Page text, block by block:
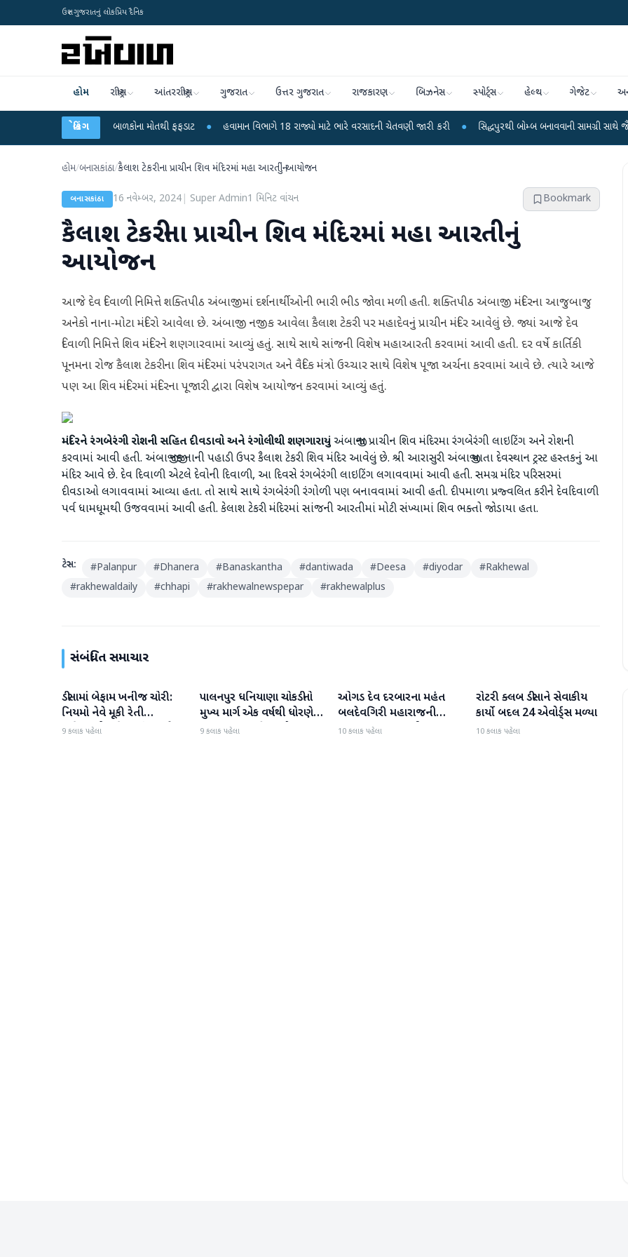
ઉત્તર ગુજરાતનું લોકપ્રિય દૈનિક
હોમ રાષ્ટ્રીય આંતરરાષ્ટ્રીય ગુજરાત ઉત્તર ગુજરાત રાજકારણ બિઝનેસ સ્પોર્ટ્સ હેલ્થ ગેજેટ
બ્રેકિંગ
6 બાળકોના મોતથી ફફડાટ ● હવામાન વિભાગે 18 રાજ્યો માટે ભારે વરસાદની ચેતવણી જારી કરી ● સિદ્ધપુરથી બોમ્બ બનાવવાની સામગ્રી સાથે જૈશના 5
હોમ/બનાસકાંઠા/કૈલાશ ટેકરીના પ્રાચીન શિવ મંદિરમાં મહા આરતીનું આયોજન
બનાસકાંઠા 16 નવેમ્બર, 2024| Super Admin1 મિનિટ વાંચન Bookmark
કૈલાશ ટેકરીના પ્રાચીન શિવ મંદિરમાં મહા આરતીનું
આયોજન
આજે દેવ દિવાળી નિમિત્તે શક્તિપીઠ અંબાજીમાં દર્શનાર્થીઓની ભારી ભીડ જોવા મળી હતી. શક્તિપીઠ અંબાજી મંદિરના આજુબાજુ
અનેકો નાના-મોટા મંદિરો આવેલા છે. અંબાજી નજીક આવેલા કૈલાશ ટેકરી પર મહાદેવનું પ્રાચીન મંદિર આવેલું છે. જ્યાં આજે દેવ
દિવાળી નિમિત્તે શિવ મંદિરને શણગારવામાં આવ્યું હતું. સાથે સાથે સાંજની વિશેષ મહાઆરતી કરવામાં આવી હતી. દર વર્ષે કાર્તિકી
પૂનમના રોજ કૈલાશ ટેકરીના શિવ મંદિરમાં પરંપરાગત અને વૈદિક મંત્રો ઉચ્ચાર સાથે વિશેષ પૂજા અર્ચના કરવામાં આવે છે. ત્યારે આજે
પણ આ શિવ મંદિરમાં મંદિરના પૂજારી દ્વારા વિશેષ આયોજન કરવામાં આવ્યું હતું.
મંદિરને રંગબેરંગી રોશની સહિત દીવડાવો અને રંગોલીથી શણગારાયુંઅંબાજીના પ્રાચીન શિવ મંદિરમા રંગબેરંગી લાઇટિંગ અને રોશની
કરવામાં આવી હતી. અંબાજી નજીક નાની પહાડી ઉપર કૈલાશ ટેકરી શિવ મંદિર આવેલું છે. શ્રી આરાસુરી અંબાજી માતા દેવસ્થાન ટ્રસ્ટ હસ્તકનું આ
મંદિર આવે છે. દેવ દિવાળી એટલે દેવોની દિવાળી, આ દિવસે રંગબેરંગી લાઇટિંગ લગાવવામાં આવી હતી. સમગ્ર મંદિર પરિસરમાં
દીવડાઓ લગાવવામાં આવ્યા હતા. તો સાથે સાથે રંગબેરંગી રંગોળી પણ બનાવવામાં આવી હતી. દીપમાળા પ્રજ્વલિત કરીને દેવદિવાળી
પર્વ ધામધૂમથી ઉજવવામાં આવી હતી. કેલાશ ટેકરી મંદિરમાં સાંજની આરતીમાં મોટી સંખ્યામાં શિવ ભક્તો જોડાયા હતા.
ટેગ્સ: #Palanpur #Dhanera #Banaskantha #dantiwada #Deesa #diyodar #Rakhewal
#rakhewaldaily #chhapi #rakhewalnewspepar #rakhewalplus
સંબંધિત સમાચાર
બનાસકાંઠા
ડીસામાં બેફામ ખનીજ ચોરી:
નિયમો નેવે મૂકી રેતી
માફિયાઓ સક્રિય, તંત્ર સામે
9 કલાક પહેલા
બનાસકાંઠા
પાલનપુર ધનિયાણા ચોકડીનો
મુખ્ય માર્ગ એક વર્ષથી ધોરણે:
ગટરલાઇન પછી રસ્તો ન
9 કલાક પહેલા
બનાસકાંઠા
ઓગડ દેવ દરબારના મહંત
બલદેવગિરી મહારાજની
અટકાયત બાદ જામીન પર
10 કલાક પહેલા
બનાસકાંઠા
રોટરી ક્લબ ડીસાને સેવાકીય
કાર્યો બદલ 24 એવોર્ડ્સ મળ્યા
10 કલાક પહેલા